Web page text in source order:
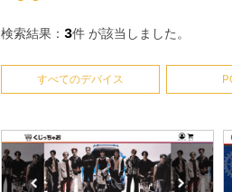
検索結果： 3件 が該当しました。
すべてのデバイス